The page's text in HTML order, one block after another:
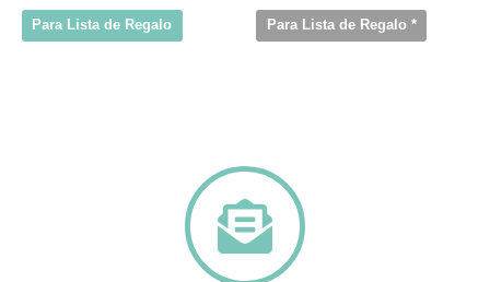
Para Lista de Regalo Para Lista de Regalo*